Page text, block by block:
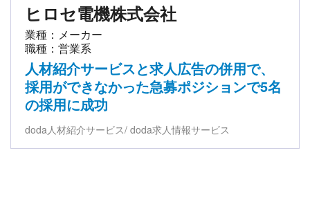
ヒロセ電機株式会社
業種：メーカー
職種：営業系
人材紹介サービスと求人広告の併用で、
採用ができなかった急募ポジションで5名
の採用に成功
doda人材紹介サービス doda求人情報サービス